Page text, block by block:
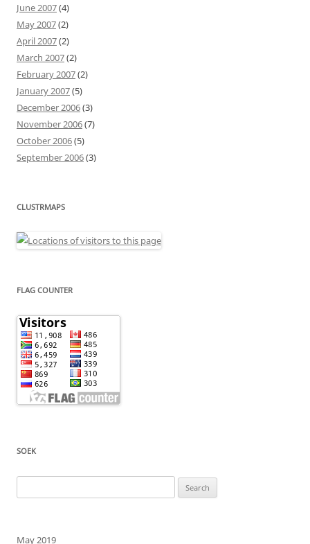
June 2007(4)
May 2007(2)
April 2007(2)
March 2007(2)
February 2007(2)
January 2007(5)
December 2006(3)
November 2006(7)
October 2006(5)
September 2006(3)
CLUSTRMAPS
FLAG COUNTER
SOEK
for:
May 2019